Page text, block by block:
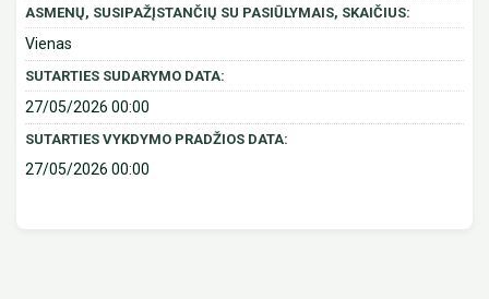
ASMENŲ, SUSIPAŽĮSTANČIŲ SU PASIŪLYMAIS, SKAIČIUS:
Vienas
SUTARTIES SUDARYMO DATA:
27/05/2026 00:00
SUTARTIES VYKDYMO PRADŽIOS DATA:
27/05/2026 00:00